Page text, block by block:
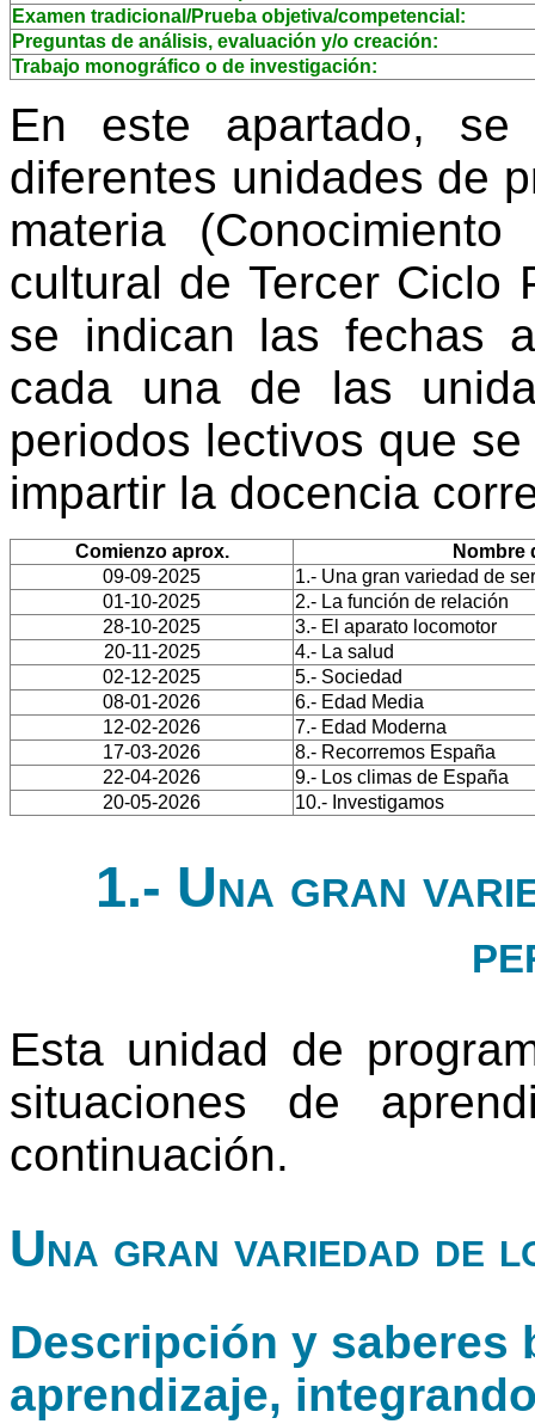
Examen tradicional/Prueba objetiva/competencial:
Preguntas de análisis, evaluación y/o creación:
Trabajo monográfico o de investigación:
En este apartado, se
diferentes unidades de
materia
cultural de Tercer Ciclo
se indican las fechas
cada una de las
periodos lectivos que
impartir la docencia
Comienzo aprox.
Nombre
09-09-2025
1.- Una gran variedad de
01-10-2025
2.- La función de relación
28-10-2025
3.- El aparato locomotor
20-11-2025
4.- La salud
02-12-2025
5.- Sociedad
08-01-2026
6.- Edad Media
12-02-2026
7.- Edad Moderna
17-03-2026
8.- Recorremos España
22-04-2026
9.- Los climas de España
20-05-2026
10.- Investigamos
1.- Una gran
Esta unidad de
situaciones de
continuación.
Una gran variedad de
Descripción y saberes
aprendizaje,